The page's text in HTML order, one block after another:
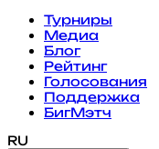
Турниры
Медиа
Блог
Рейтинг
Голосования
Поддержка
БигМэтч
RU